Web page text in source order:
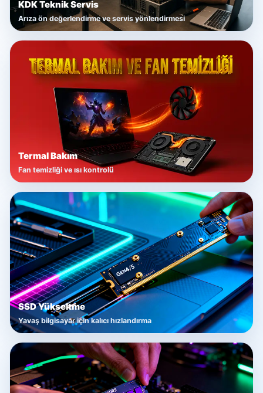
KDK Teknik Servis
Arıza ön değerlendirme ve servis yönlendirmesi
Termal Bakım
Fan temizliği ve ısı kontrolü
SSD Yükseltme
Yavaş bilgisayar için kalıcı hızlandırma